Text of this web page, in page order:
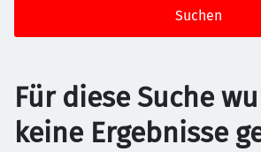
Suchen
Für diese Suche
keine Ergebnisse